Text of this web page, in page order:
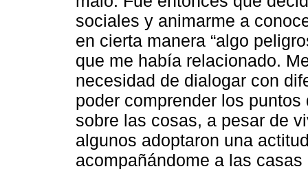
sociales y animarme a
en cierta manera “algo
que me había relacionado.
necesidad de dialogar con
poder comprender los
sobre las cosas, a pesar de
algunos adoptaron una
acompañándome a las